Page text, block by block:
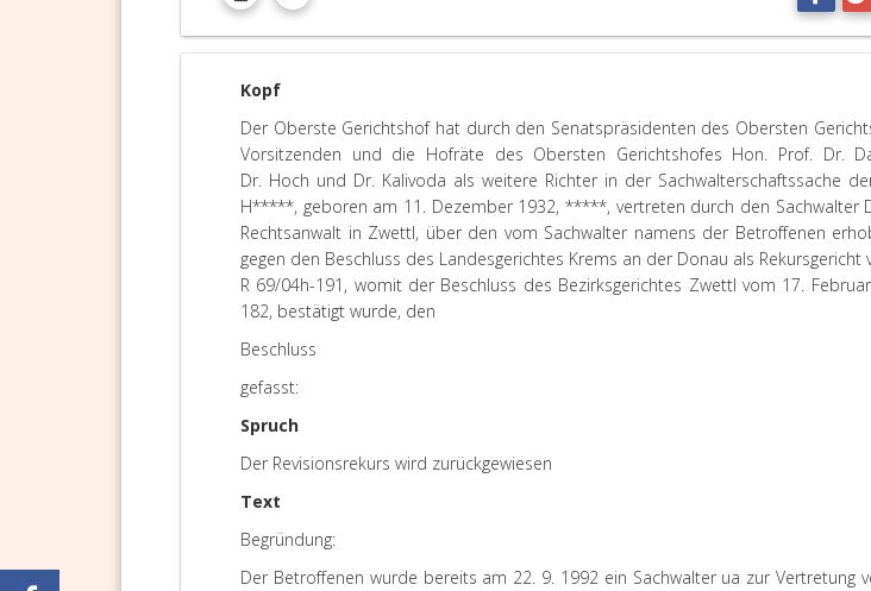
Kopf
Der Oberste Gerichtshof hat durch den Senatspräsidenten des Obersten
Vorsitzenden und die Hofräte des Obersten Gerichtshofes Hon. Prof. Dr.
Dr. Hoch und Dr. Kalivoda als weitere Richter in der Sachwalterschaftssache
H*****, geboren am 11. Dezember 1932, *****, vertreten durch den Sachwalter
Rechtsanwalt in Zwettl, über den vom Sachwalter namens der Betroffenen
gegen den Beschluss des Landesgerichtes Krems an der Donau als Rekursgericht
R 69/04h-191, womit der Beschluss des Bezirksgerichtes Zwettl vom 17.
182, bestätigt wurde, den
Beschluss
gefasst:
Spruch
Der Revisionsrekurs wird zurückgewiesen
Text
Begründung:
Der Betroffenen wurde bereits am 22. 9. 1992 ein Sachwalter ua zur Vertretung